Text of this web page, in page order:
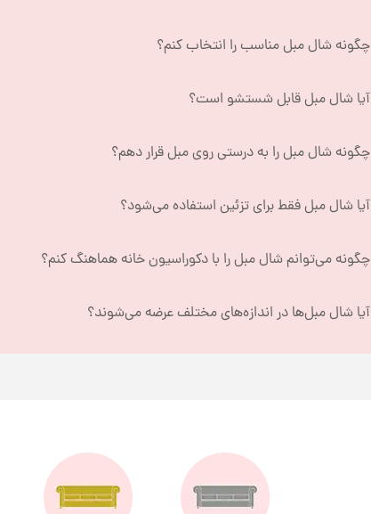
چگونه شال مبل مناسب را انتخاب کنم؟
آیا شال مبل قابل شستشو است؟
چگونه شال مبل را به درستی روی مبل قرار دهم؟
آیا شال مبل فقط برای تزئین استفاده می‌شود؟
چگونه می‌توانم شال مبل را با دکوراسیون خانه هماهنگ کنم؟
آیا شال مبل‌ها در اندازه‌های مختلف عرضه می‌شوند؟